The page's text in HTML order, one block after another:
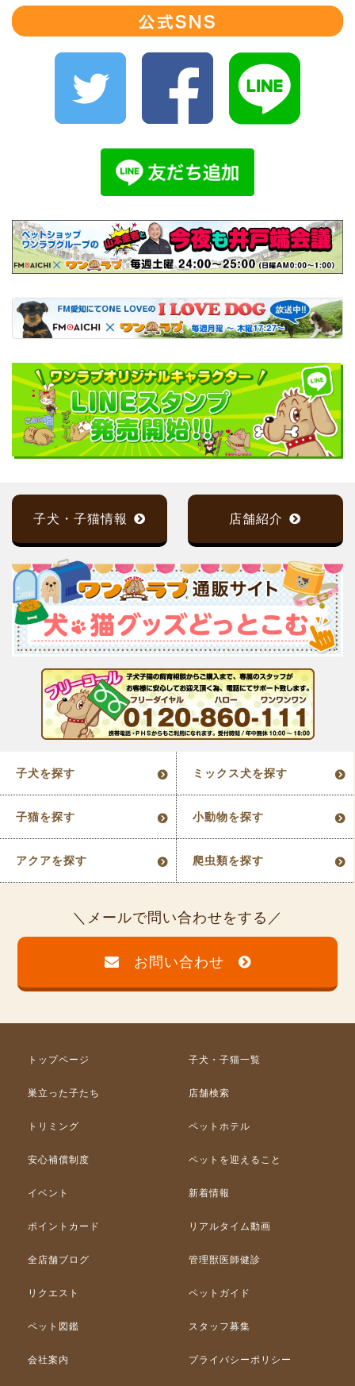
子犬・子猫情報 店舗紹介
子犬を探す ミックス犬を探す
子猫を探す 小動物を探す
アクアを探す 爬虫類を探す
メールで問い合わせをする
お問い合わせ
トップページ 子犬・子猫一覧
巣立った子たち 店舗検索
トリミング ペットホテル
安心補償制度 ペットを迎えること
イベント 新着情報
ポイントカード リアルタイム動画
全店舗ブログ 管理獣医師健診
リクエスト ペットガイド
ペット図鑑 スタッフ募集
会社案内 プライバシーポリシー